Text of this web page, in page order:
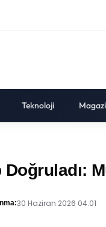
Teknoloji
30 Haziran 2026 04:01